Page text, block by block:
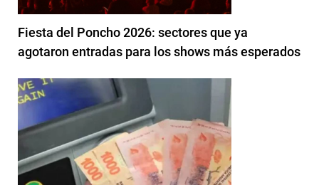
Fiesta del Poncho 2026: sectores que ya
agotaron entradas para los shows más esperados